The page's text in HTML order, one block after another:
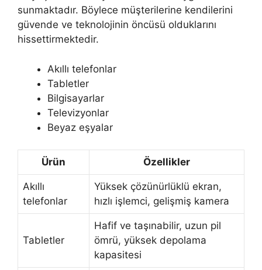
sunmaktadır. Böylece müşterilerine kendilerini
güvende ve teknolojinin öncüsü olduklarını
hissettirmektedir.
Akıllı telefonlar
Tabletler
Bilgisayarlar
Televizyonlar
Beyaz eşyalar
Ürün Özellikler
Akıllı
telefonlar
Yüksek çözünürlüklü ekran,
hızlı işlemci, gelişmiş kamera
Tabletler
Hafif ve taşınabilir, uzun pil
ömrü, yüksek depolama
kapasitesi